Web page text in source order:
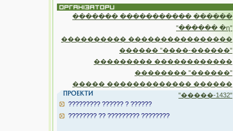
������� ����������� ������
"������ �ղ"
���������� ����������������
������ "����-������"
��������� ������������
�������� "������"
����� ������������� ������
"�����-1432"
????????? ?????? ? ??????
???????? ?? ????????? ????????